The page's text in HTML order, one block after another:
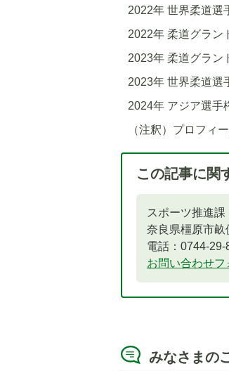
2022年 世界柔道選
2022年 柔道グラン
2023年 柔道グラン
2023年 世界柔道選
2024年 アジア選手
（注釈）プロフィ
この記事に関
スポーツ推進課
奈良県橿原市畝
電話：0744-29-
お問い合わせフ
みなさまの